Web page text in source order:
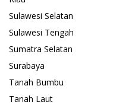
Sulawesi Selatan
Sulawesi Tengah
Sumatra Selatan
Surabaya
Tanah Bumbu
Tanah Laut